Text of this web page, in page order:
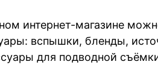
интернет-магазине
вспышки, бленды,
для подводной